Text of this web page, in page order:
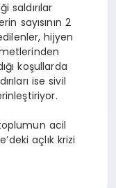
saldırılar
sayısının 2
hijyen
koşullarda
ise sivil
acil
açlık krizi